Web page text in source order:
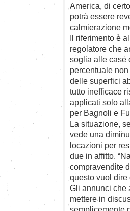
America, di
potrà essere
calmierazione
Il riferimento è
regolatore che
soglia alle case
percentuale
delle superfici
tutto inefficace
applicati solo
per Bagnoli e
La situazione,
vede una
locazioni per
due in affitto.
compravendite
questo vuol
Gli annunci che
mettere in